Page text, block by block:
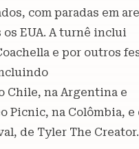
com paradas em
EUA. A turnê inclui
e por outros
Chile, na Argentina e
Picnic, na Colômbia, e
de Tyler The Creator.